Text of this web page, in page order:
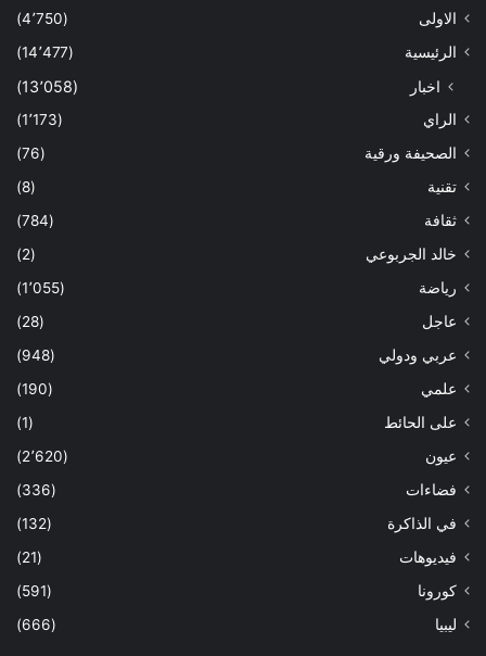
الاولى
(4٬750)
الرئيسية
(14٬477)
اخبار (13٬058)
الراي
(1٬173)
الصحيفة ورقية
(76)
تقنية
(8)
ثقافة
(784)
خالد الجربوعي
(2)
رياضة
(1٬055)
عاجل
(28)
عربي ودولي
(948)
علمي
(190)
على الحائط
(1)
عيون
(2٬620)
فضاءات
(336)
في الذاكرة
(132)
فيديوهات
(21)
كورونا
(591)
ليبيا
(666)